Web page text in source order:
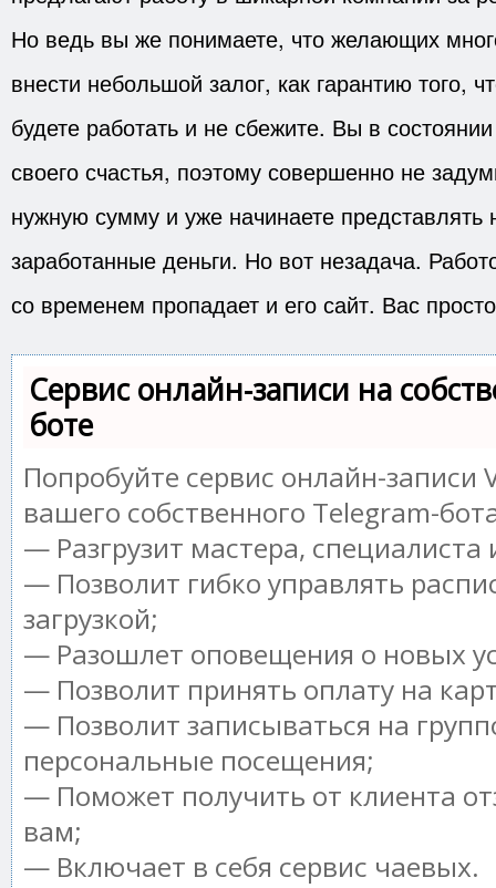
Но ведь вы же понимаете, что желающих
внести небольшой залог, как гарантию того,
будете работать и не сбежите. Вы в
своего счастья, поэтому совершенно не
нужную сумму и уже начинаете представлять
заработанные деньги. Но вот незадача.
со временем пропадает и его сайт. Вас
Сервис онлайн-записи на
боте
Попробуйте сервис онлайн-записи
вашего собственного Telegram-
— Разгрузит мастера,
— Позволит гибко управлять
загрузкой;
— Разошлет оповещения о новых
— Позволит принять оплату на
— Позволит записываться на
персональные посещения;
— Поможет получить от клиента
вам;
— Включает в себя сервис чаевых.